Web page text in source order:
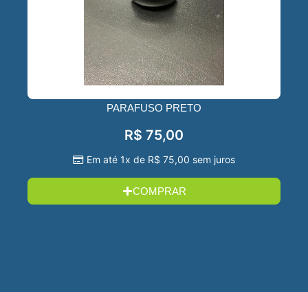
PARAFUSO PRETO
R$ 75,00
Em até 1x de R$ 75,00 sem juros
COMPRAR